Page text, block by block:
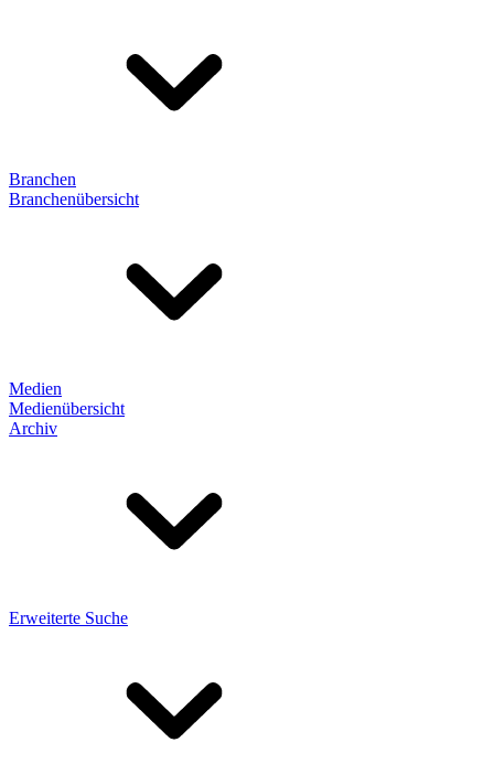
Branchen
Branchenübersicht
Medien
Medienübersicht
Archiv
Erweiterte Suche